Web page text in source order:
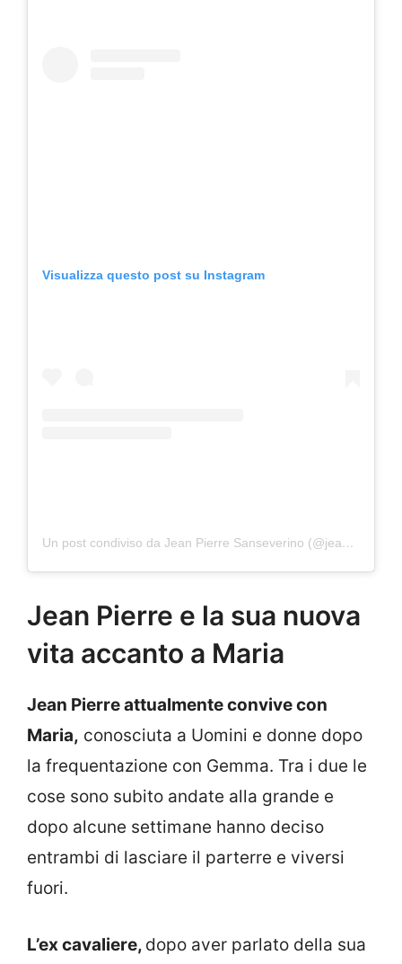
Visualizza questo post su Instagram
Un post condiviso da Jean Pierre Sanseverino (@jeanpierresanseverino)
Jean Pierre e la sua nuova
vita accanto a Maria
Jean Pierre attualmente convive con
Maria, conosciuta a Uomini e donne dopo
la frequentazione con Gemma. Tra i due le
cose sono subito andate alla grande e
dopo alcune settimane hanno deciso
entrambi di lasciare il parterre e viversi
fuori.
L’ex cavaliere, dopo aver parlato della sua